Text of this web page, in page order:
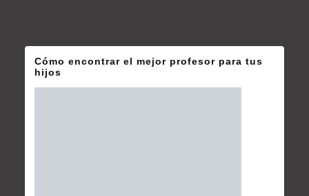
Cómo encontrar el mejor profesor para tus
hijos